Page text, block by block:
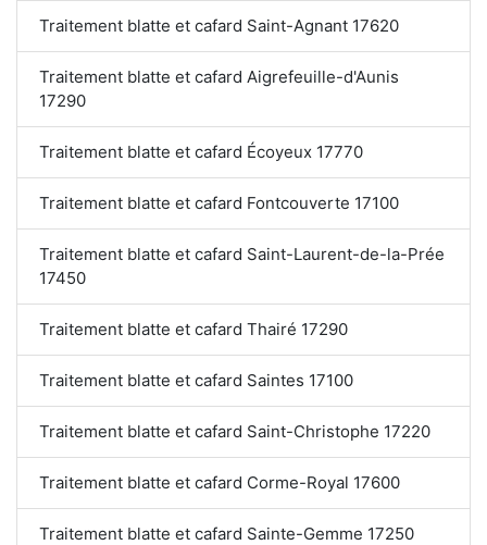
Traitement blatte et cafard Saint-Agnant 17620
Traitement blatte et cafard Aigrefeuille-d'Aunis
17290
Traitement blatte et cafard Écoyeux 17770
Traitement blatte et cafard Fontcouverte 17100
Traitement blatte et cafard Saint-Laurent-de-la-Prée
17450
Traitement blatte et cafard Thairé 17290
Traitement blatte et cafard Saintes 17100
Traitement blatte et cafard Saint-Christophe 17220
Traitement blatte et cafard Corme-Royal 17600
Traitement blatte et cafard Sainte-Gemme 17250